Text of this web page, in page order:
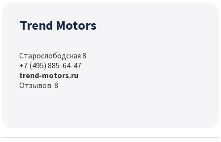
Trend Motors
Старослободская 8
+7 (495) 885-64-47
trend-motors.ru
Отзывов: 8